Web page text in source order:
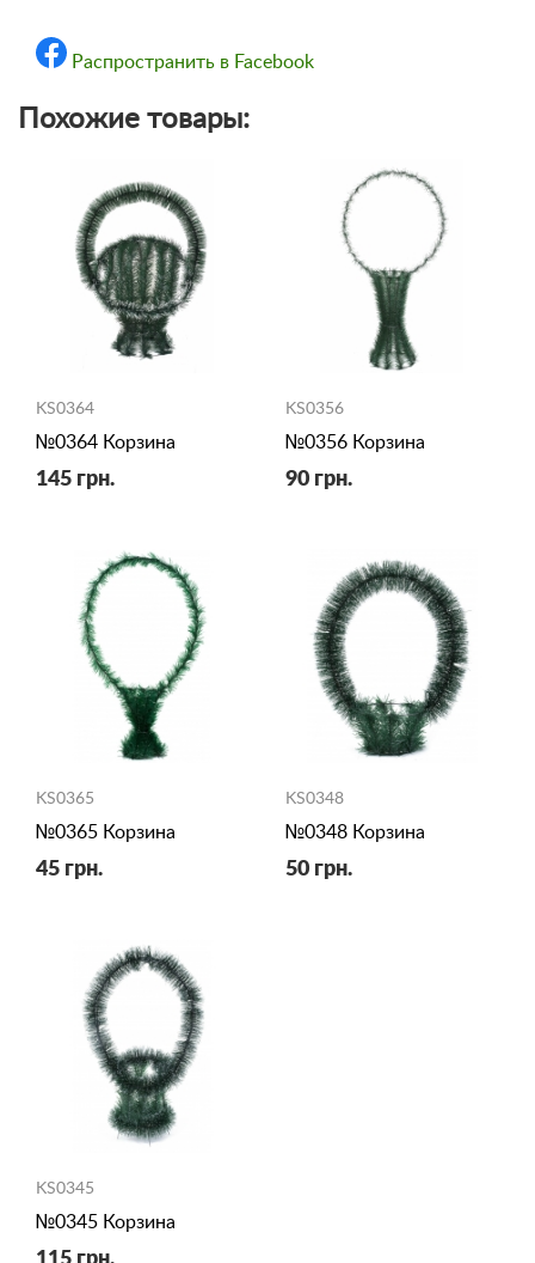
Распространить в Facebook
Похожие товары:
KS0364
№0364 Корзина
145 грн.
KS0356
№0356 Корзина
90 грн.
KS0365
№0365 Корзина
45 грн.
KS0348
№0348 Корзина
50 грн.
KS0345
№0345 Корзина